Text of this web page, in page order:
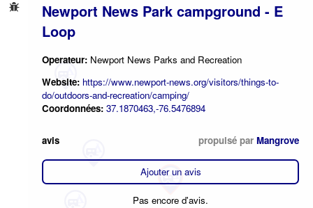
Newport News Park campground - E
Loop
Operateur: Newport News Parks and Recreation
Website: https://www.newport-news.org/visitors/things-to-
do/outdoors-and-recreation/camping/
Coordonnées: 37.1870463,-76.5476894
avis propulsé par Mangrove
Ajouter un avis
Pas encore d'avis.